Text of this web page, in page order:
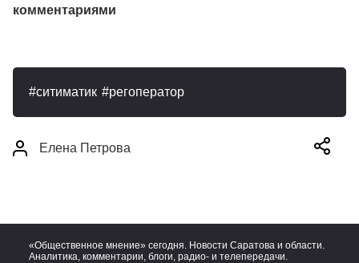
комментариями
ситиматик регоператор
Елена Петрова
«Общественное мнение» сегодня. Новости Саратова и области.
Аналитика, комментарии, блоги, радио- и телепередачи.